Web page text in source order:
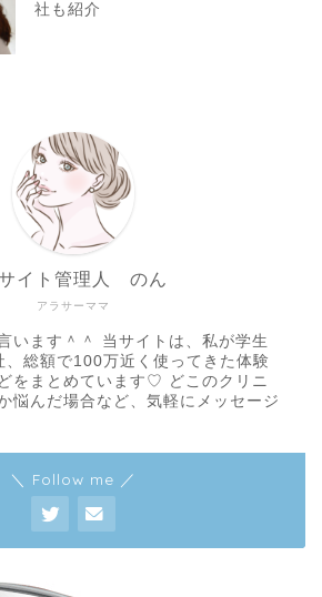
社も紹介
アラサーママ
イト管理人 のん
います＾＾ 当サイトは、私が学生
、総額で100万近く使ってきた体験
をまとめています♡ どこのクリニ
悩んだ場合など、気軽にメッセージ
＼ Follow me ／